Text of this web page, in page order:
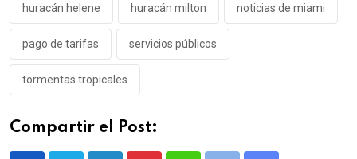
huracán helene huracán milton noticias de miami
pago de tarifas servicios públicos
tormentas tropicales
Compartir el Post: